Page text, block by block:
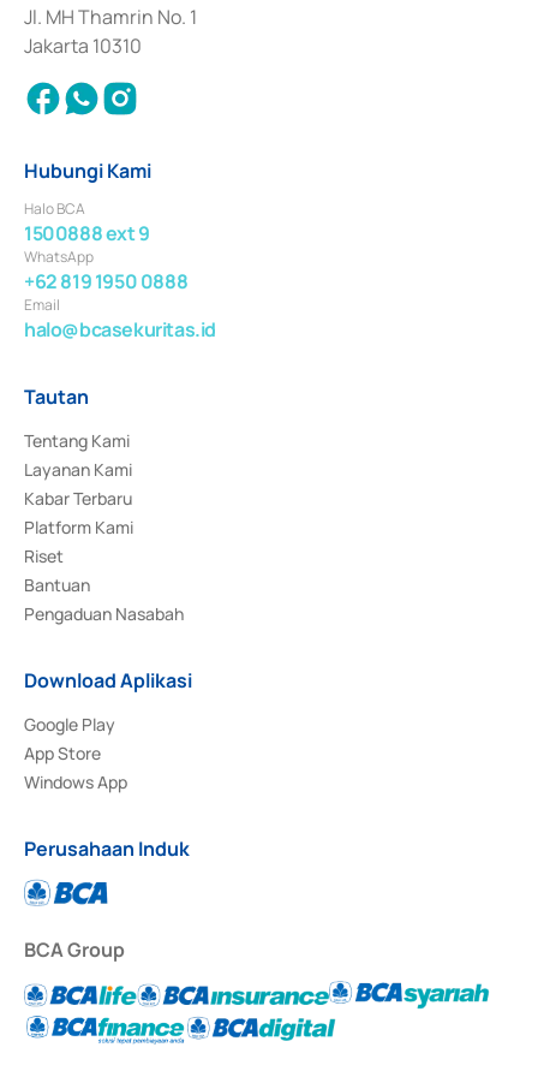
Jl. MH Thamrin No. 1
Jakarta 10310
Hubungi Kami
Halo BCA
1500888 ext 9
WhatsApp
+62 819 1950 0888
Email
halo@bcasekuritas.id
Tautan
Tentang Kami
Layanan Kami
Kabar Terbaru
Platform Kami
Riset
Bantuan
Pengaduan Nasabah
Download Aplikasi
Google Play
App Store
Windows App
Perusahaan Induk
BCA Group